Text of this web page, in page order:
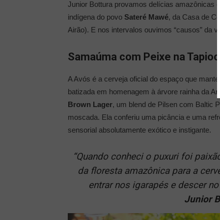
Junior Bottura provamos delícias amazônicas
indígena do povo Sateré Mawé, da Casa de
Airão). E nos intervalos ouvimos “causos” da
Samaúma com Peixe na Tapioca
A Avós é a cerveja oficial do espaço que
batizada em homenagem à árvore rainha da
Brown Lager, um blend de Pilsen com Baltic
moscada. Ela conferiu uma picância e uma
sensorial absolutamente exótico e instigante.
“Quando conheci o puxuri foi
da floresta amazônica para a
entrar nos igarapés e descer
Junior